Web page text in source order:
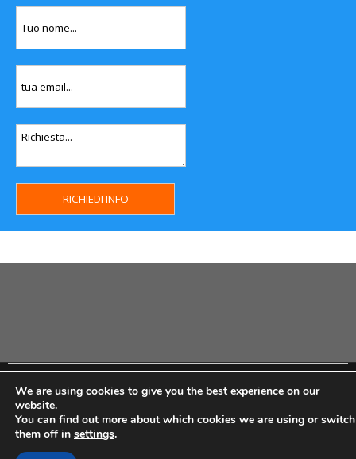
Copyright MHWeb © 2018 - Privacy & GDPR - Cookie Policy -
We are using cookies to give you the best experience on our
website.
You can find out more about which cookies we are using or switch
them off in settings.